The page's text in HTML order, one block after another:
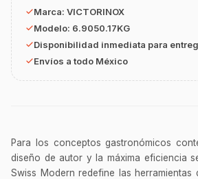
Marca: VICTORINOX
Modelo: 6.9050.17KG
Disponibilidad inmediata para
Envíos a todo México
Para los conceptos gastronómicos
diseño de autor y la máxima eficiencia
Swiss Modern redefine las herramientas
Buscar estufas industriales
Ver uniformes y filipinas